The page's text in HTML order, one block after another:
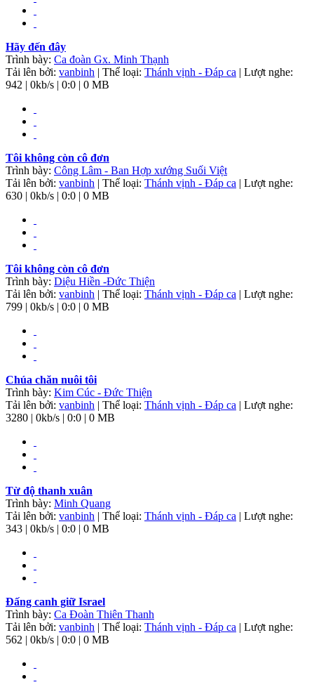
Hãy đến đây
Trình bày: Ca đoàn Gx. Minh Thạnh
Tải lên bởi: vanbinh | Thể loại: Thánh vịnh - Đáp ca | Lượt nghe:
942 | 0kb/s | 0:0 | 0 MB
Tôi không còn cô đơn
Trình bày: Công Lâm - Ban Hợp xướng Suối Việt
Tải lên bởi: vanbinh | Thể loại: Thánh vịnh - Đáp ca | Lượt nghe:
630 | 0kb/s | 0:0 | 0 MB
Tôi không còn cô đơn
Trình bày: Diệu Hiền -Đức Thiện
Tải lên bởi: vanbinh | Thể loại: Thánh vịnh - Đáp ca | Lượt nghe:
799 | 0kb/s | 0:0 | 0 MB
Chúa chăn nuôi tôi
Trình bày: Kim Cúc - Đức Thiện
Tải lên bởi: vanbinh | Thể loại: Thánh vịnh - Đáp ca | Lượt nghe:
3280 | 0kb/s | 0:0 | 0 MB
Từ độ thanh xuân
Trình bày: Minh Quang
Tải lên bởi: vanbinh | Thể loại: Thánh vịnh - Đáp ca | Lượt nghe:
343 | 0kb/s | 0:0 | 0 MB
Đấng canh giữ Israel
Trình bày: Ca Đoàn Thiên Thanh
Tải lên bởi: vanbinh | Thể loại: Thánh vịnh - Đáp ca | Lượt nghe:
562 | 0kb/s | 0:0 | 0 MB